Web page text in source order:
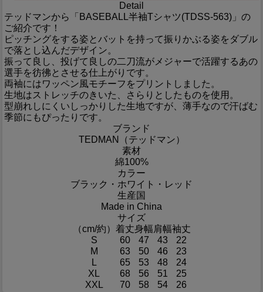
Detail
テッドマンから「BASEBALL半袖Tシャツ(TDSS-563)」の
ご紹介です！
ピッチングをする姿とバットを持って振りかぶる姿をダブル
で落とし込んだデザイン。
振って良し、投げて良しの二刀流がメジャーで活躍するあの
選手を彷彿とさせる仕上がりです。
両袖にはワッペン風モチーフをプリントしました。
生地はストレッチのきいた、さらりとしたものを使用。
型崩れしにくいしっかりした生地ですが、薄手なので汗ばむ
季節にもぴったりです。
ブランド
TEDMAN（テッドマン）
素材
綿100%
カラー
ブラック・ホワイト・レッド
生産国
Made in China
サイズ
（cm/約） 着丈身幅肩幅袖丈
S
60 47 43
22
M
63 50 46
23
L
65 53 48
24
XL
68 56 51
25
XXL
70 58 54 26